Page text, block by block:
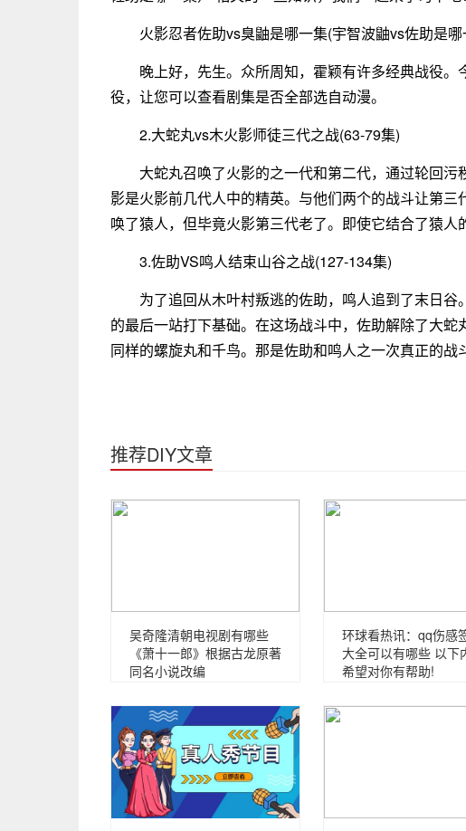
火影忍者佐助vs臭鼬是哪一集(宇智波鼬vs佐助是哪
晚上好，先生。众所周知，霍颖有许多经典战役
役，让您可以查看剧集是否全部选自动漫。
2.大蛇丸vs木火影师徒三代之战(63-79集)
大蛇丸召唤了火影的之一代和第二代，通过轮回
影是火影前几代人中的精英。与他们两个的战斗让第
唤了猿人，但毕竟火影第三代老了。即使它结合了猿人
3.佐助VS鸣人结束山谷之战(127-134集)
为了追回从木叶村叛逃的佐助，鸣人追到了末日
的最后一站打下基础。在这场战斗中，佐助解除了大
同样的螺旋丸和千鸟。那是佐助和鸣人之一次真正的战
推荐DIY文章
吴奇隆清朝电视剧有哪些
《萧十一郎》根据古龙原著
同名小说改编
环球看热讯：qq伤感
大全可以有哪些 以下
希望对你有帮助!